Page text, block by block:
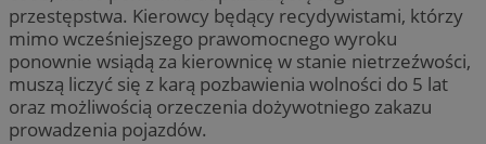
przestępstwa. Kierowcy będący recydywistami, którzy
mimo wcześniejszego prawomocnego wyroku
ponownie wsiądą za kierownicę w stanie nietrzeźwości,
muszą liczyć się z karą pozbawienia wolności do 5 lat
oraz możliwością orzeczenia dożywotniego zakazu
prowadzenia pojazdów.